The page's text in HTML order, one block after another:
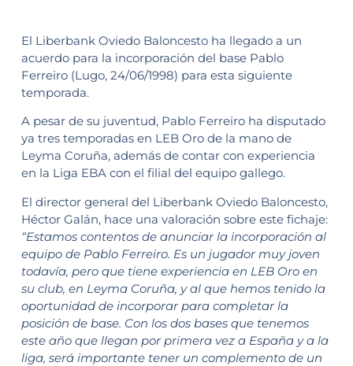
El Liberbank Oviedo Baloncesto ha llegado a un
acuerdo para la incorporación del base Pablo
Ferreiro (Lugo, 24/06/1998) para esta siguiente
temporada.
A pesar de su juventud, Pablo Ferreiro ha disputado
ya tres temporadas en LEB Oro de la mano de
Leyma Coruña, además de contar con experiencia
en la Liga EBA con el filial del equipo gallego.
El director general del Liberbank Oviedo Baloncesto,
Héctor Galán, hace una valoración sobre este fichaje:
“Estamos contentos de anunciar la incorporación al
equipo de Pablo Ferreiro. Es un jugador muy joven
todavía, pero que tiene experiencia en LEB Oro en
su club, en Leyma Coruña, y al que hemos tenido la
oportunidad de incorporar para completar la
posición de base. Con los dos bases que tenemos
este año que llegan por primera vez a España y a la
liga, será importante tener un complemento de un